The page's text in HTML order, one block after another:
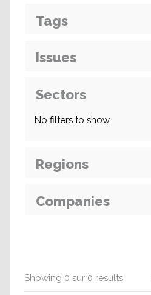
Showing 0 sur 0 results
Tags
Issues
Sectors
No filters to show
Regions
Companies